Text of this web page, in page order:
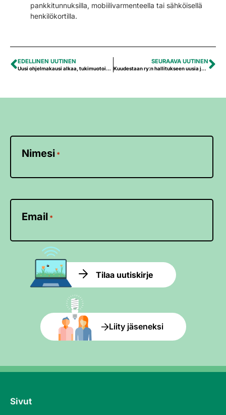
pankkitunnuksilla, mo­bii­li­var­menteella tai sähköisellä
henkilökortilla.
EDELLINEN UUTINEN
Uusi ohjelmakausi alkaa, tukimuotoihin tulossa muutoksia
SEURAAVA UUTINEN
Kuudestaan ry:n hallitukseen uusia jäseniä
Nimesi *
Email *
Tilaa uutiskirje
Liity jäseneksi
Sivut